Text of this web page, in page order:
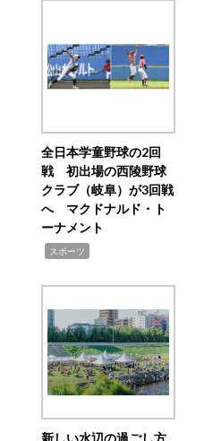
全日本学童野球の2回
戦 初出場の西陵野球
クラブ（岐阜）が3回戦
へ マクドナルド・ト
ーナメント
スポーツ